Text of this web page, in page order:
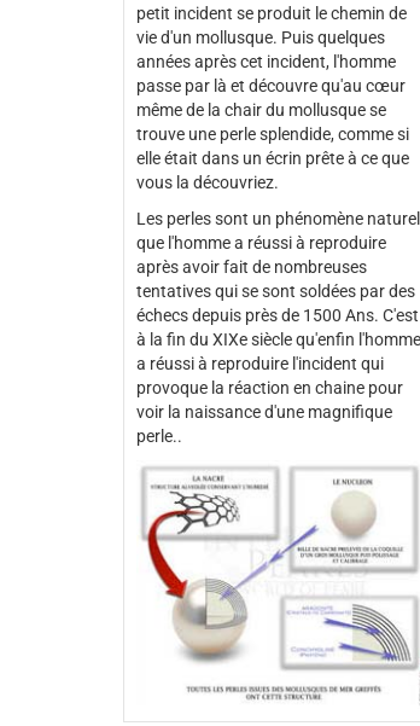
petit incident se produit le chemin de
vie d'un mollusque. Puis quelques
années après cet incident, l'homme
passe par là et découvre qu'au cœur
même de la chair du mollusque se
trouve une perle splendide, comme si
elle était dans un écrin prête à ce que
vous la découvriez.
Les perles sont un phénomène naturel
que l'homme a réussi à reproduire
après avoir fait de nombreuses
tentatives qui se sont soldées par des
échecs depuis près de 1500 Ans. C'est
à la fin du XIXe siècle qu'enfin l'homme
a réussi à reproduire l'incident qui
provoque la réaction en chaine pour
voir la naissance d'une magnifique
perle..